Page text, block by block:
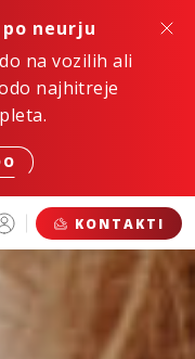
neurju
na vozilih ali
najhitreje
KONTAKTI